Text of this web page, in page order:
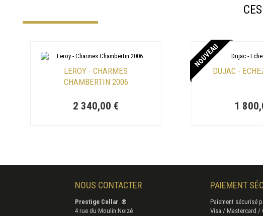
LEROY - CHARMES
CHAMBERTIN 2006
2 340,00 €
NOUVEAU
DUJAC -
1
NOUS CONTACTER
Prestige Cellar ®
4 rue du Moulin Noizé
PAIEMENT
Paiement sécurisé
Visa / Mastercard /